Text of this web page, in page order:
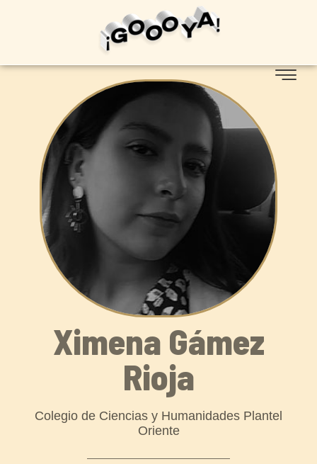
Ximena Gámez
Rioja
Colegio de Ciencias y Humanidades Plantel
Oriente